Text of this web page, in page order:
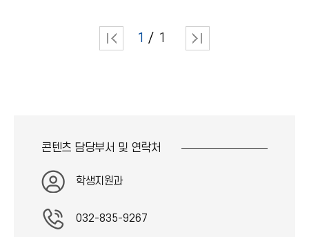
1 1
콘텐츠 담당부서 및 연락처
학생지원과
032-835-9267